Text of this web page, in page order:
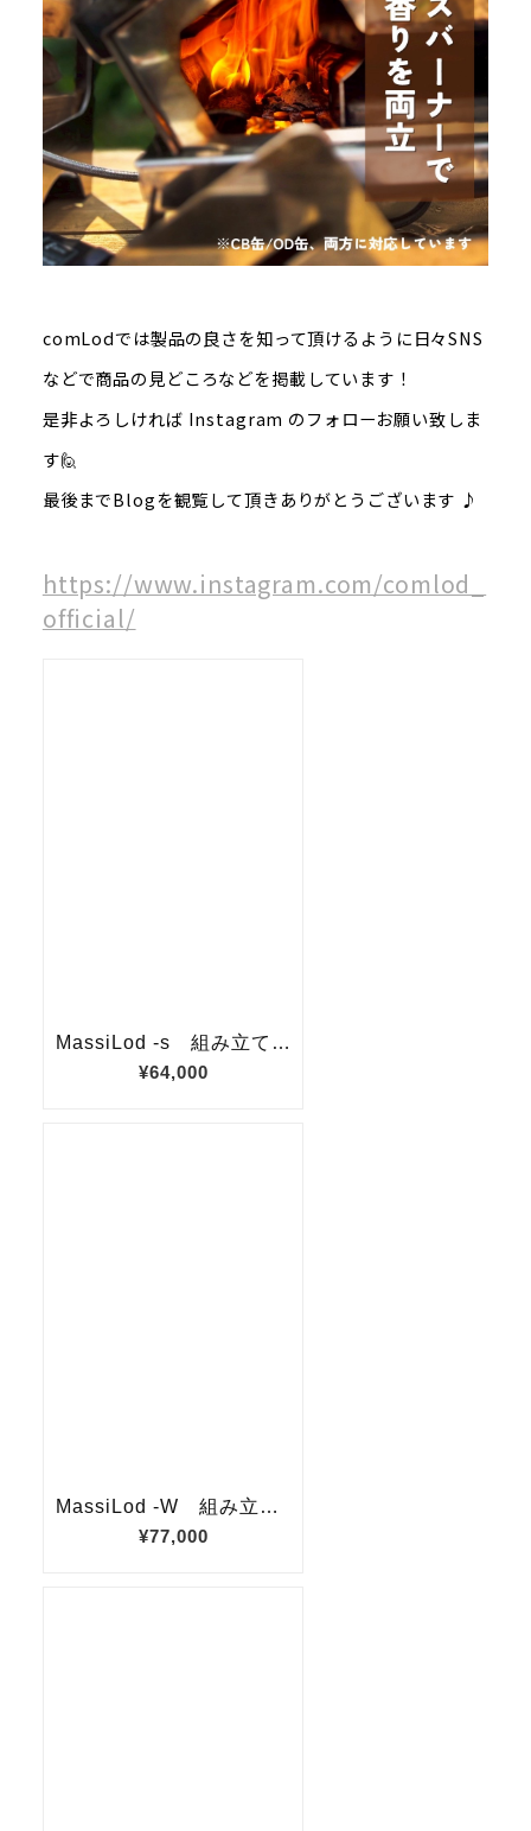
comLodでは製品の良さを知って頂けるように日々SNS
などで商品の見どころなどを掲載しています！
是非よろしければ Instagram のフォローお願い致しま
す🙋
最後までBlogを観覧して頂きありがとうございます ♪
https://www.instagram.com/comlod_
official/